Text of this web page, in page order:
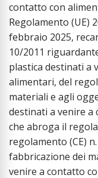
contatto con
Regolamento (UE)
febbraio 2025,
10/2011
plastica destinati a
alimentari, del
materiali e agli
destinati a venire
che abroga il
regolamento (CE)
fabbricazione dei
venire a contatto